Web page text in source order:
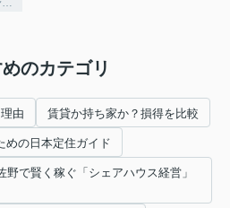
のカテゴリ
由 賃貸か持ち家か？損得を比較
めの日本定住ガイド
で賢く稼ぐ「シェアハウス経営」